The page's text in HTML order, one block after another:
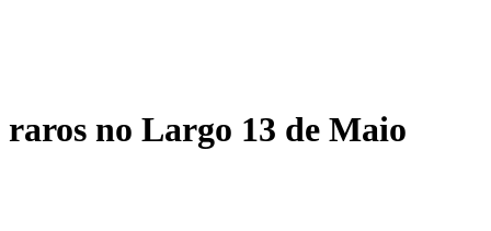
raros no Largo 13 de Maio